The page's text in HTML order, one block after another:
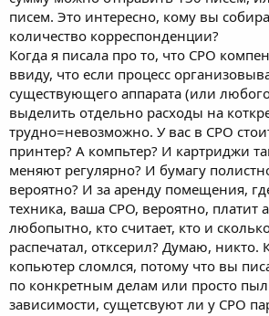
писем. Это интересно, кому вы
количество корреспонденции?
Когда я писала про то, что СРО
ввиду, что если процесс
существующего аппарата (или
выделить отдельно расходы на
трудно=невозможно. У вас в СРО
принтер? А компьтер? И картриджи
меняют регулярно? И бумагу
вероятно? И за аренду помещения,
техника, ваша СРО, вероятно, платит
любопытно, кто считает, кто и
распечатал, отксерил? Думаю, никто.
копьютер сломлся, потому что вы
по конкретным делам или просто
зависимости, сущетсвуют ли у СРО